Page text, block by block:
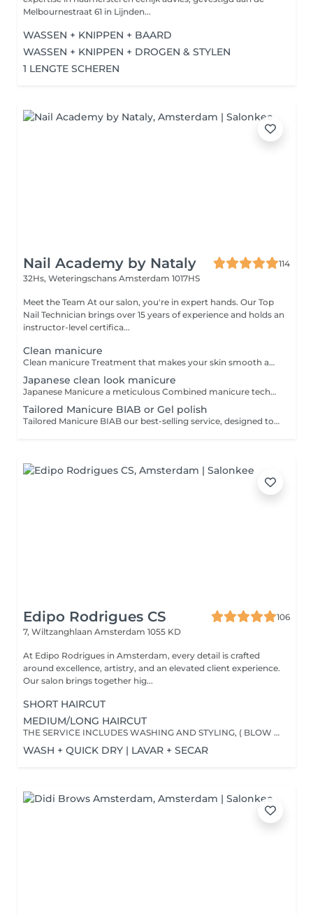
Melbournestraat 61 in Lijnden...
WASSEN + KNIPPEN + BAARD
WASSEN + KNIPPEN + DROGEN & STYLEN
1 LENGTE SCHEREN
Nail Academy by Nataly
114
32Hs, Weteringschans Amsterdam 1017HS
Meet the Team At our salon, you're in expert hands. Our Top
Nail Technician brings over 15 years of experience and holds an
instructor-level certifica...
Clean manicure
Clean manicure Treatment that makes your skin smooth and clean look for nails. We carefully remove cuticle tissue with modern Ukrainian technology that was adjusted to all skin types by Nataly Luhanska. For this we use scissors cut what gives your even skin line while your are wearing our manure without skin peel. Nail Drill during the treatment polish skin folds and make it smooth. Does not include application gel. LATE ARRIVAL POLICY: If you arrive 20 minutes or more late, we will be unable to accommodate your appointment, as there will not be sufficient time to perform the service to our quality standards. In this case, the deposit is non-refundable.
Japanese clean look manicure
Japanese Manicure a meticulous Combined manicure technique, known as Russian/Ukranian-style manicure focused on precise cuticle care and deep cleaning of the nail folds. The nails and sidewalls are gently refined and polished with nail drill and scissors cut. Aftercare includes: - a special mineral paste and powder are carefully buffed into the nail plate or -regular nail polish application or -special "one step" gel with keratine for natural strengthening. This technique helps strengthen the nails, seal the keratin layers and enhance their natural beauty, leaving a healthy, glossy shine that can last up to a week. LATE ARRIVAL POLICY: If you arrive 20 minutes or more late, we will be unable to accommodate your appointment, as there will not be sufficient time to perform the service to our quality standards. In this case, the deposit is non-refundable.
Tailored Manicure BIAB or Gel polish
Tailored Manicure BIAB our best-selling service, designed to achieve a clean and refined finish. The treatment begins with the removal of previous gel polish, followed by a meticulous Ukrainian/Russian manicure with precise cuticle work and gentle refinement of the skin around the nails using an e-file. Based on the condition of your nails, the service is carefully tailored and the most suitable option is recommended: strengthening BIAB, gel polish, or a BIAB base with gel colour applied on top. The treatment is completed with nourishing hand cream and cuticle oil, leaving your nails looking polished, elegant and beautifully maintained. LATE ARRIVAL POLICY: If you arrive 20 minutes or more late, we will be unable to accommodate your appointment, as there will not be sufficient time to perform the service to our quality standards. In this case, the deposit is non-refundable.
Edipo Rodrigues CS
106
7, Wiltzanghlaan Amsterdam 1055 KD
At Edipo Rodrigues in Amsterdam, every detail is crafted
around excellence, artistry, and an elevated client experience.
Our salon brings together hig...
SHORT HAIRCUT
MEDIUM/LONG HAIRCUT
THE SERVICE INCLUDES WASHING AND STYLING, ( BLOW DRY ) O SERVIÇO INCLUI LAVAGEM E ESCOVA.
WASH + QUICK DRY | LAVAR + SECAR